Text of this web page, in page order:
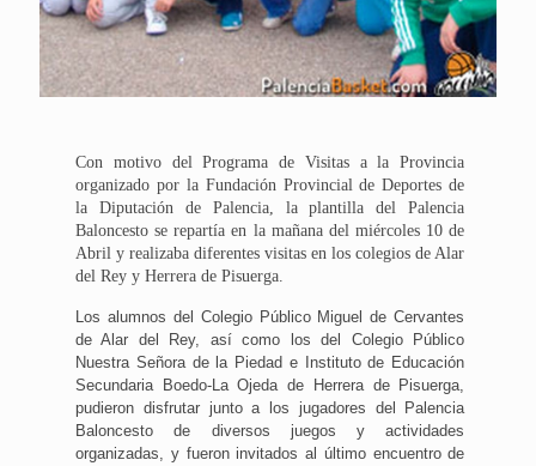
Con motivo del Programa de Visitas a la Provincia
organizado por la Fundación Provincial de Deportes de
la Diputación de Palencia, la plantilla del Palencia
Baloncesto se repartía en la mañana del miércoles 10 de
Abril y realizaba diferentes visitas en los colegios de Alar
del Rey y Herrera de Pisuerga.
Los alumnos del Colegio Público Miguel de Cervantes
de Alar del Rey, así como los del Colegio Público
Nuestra Señora de la Piedad e Instituto de Educación
Secundaria Boedo-La Ojeda de Herrera de Pisuerga,
pudieron disfrutar junto a los jugadores del Palencia
Baloncesto de diversos juegos y actividades
organizadas, y fueron invitados al último encuentro de